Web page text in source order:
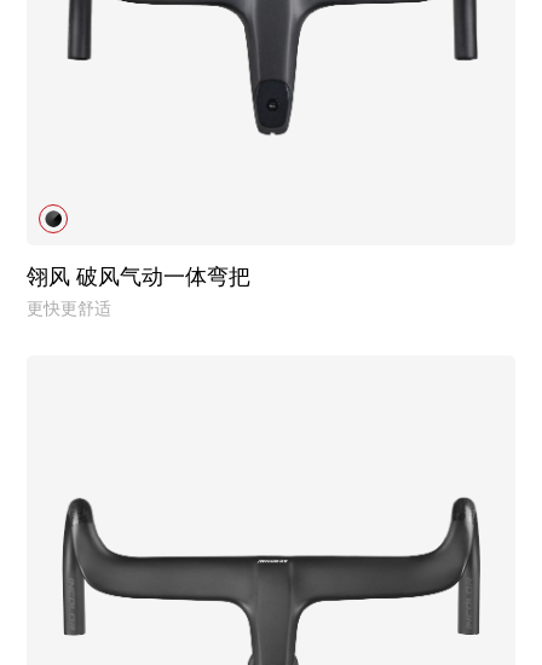
翎风 破风气动一体弯把
更快更舒适